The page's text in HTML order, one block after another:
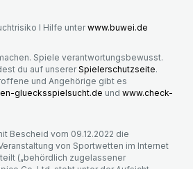
I Hilfe unterwww.buwei.de
Spiele verantwortungsbewusst.
du auf unsererSpielerschutzseite.
und Angehörige gibt es
gluecksspielsucht.de und www.check-
Bescheid vom 09.12.2022 die
von Sportwetten im Internet
(„behördlich zugelassener